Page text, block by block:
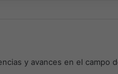
y avances en el campo